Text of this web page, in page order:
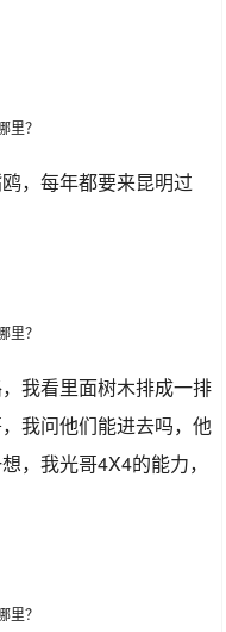
，每年都要来昆明过
我看里面树木排成一排
我问他们能进去吗，他
，我光哥4X4的能力，